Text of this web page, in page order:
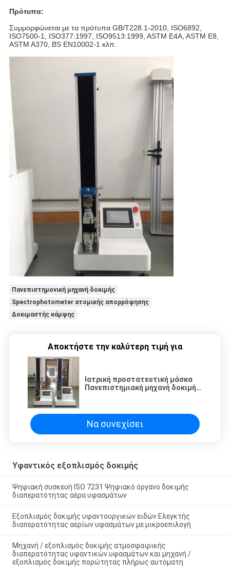
Πρότυπα:
Συμμορφώνεται με τα πρότυπα GB/T228.1-2010, ISO6892,
ISO7500-1, ISO377:1997, ISO9513:1999, ASTM E4A, ASTM E8,
ASTM A370, BS EN10002-1 κλπ.
Πανεπιστημονική μηχανή δοκιμής
Spectrophotometer ατομικής απορρόφησης
Δοκιμαστής κάμψης
Αποκτήστε την καλύτερη τιμή για
Ιατρική προστατευτική μάσκα
Πανεπιστημιακή μηχανή δοκιμής
Να συνεχίσει
Υφαντικός εξοπλισμός δοκιμής
Ψηφιακή συσκευή ISO 7231 Ψηφιακό όργανο δοκιμής
διαπερατότητας αέρα υφασμάτων
Εξοπλισμός δοκιμής υφαντουργικών ειδών Ελεγκτής
διαπερατότητας αερίων υφασμάτων με μικροεπιλογή
Μηχανή / εξοπλισμός δοκιμής ατμοσφαιρικής
διαπερατότητας υφαντικών υφασμάτων και μηχανή /
εξοπλισμός δοκιμής πορώτητας πλήρως αυτόματη